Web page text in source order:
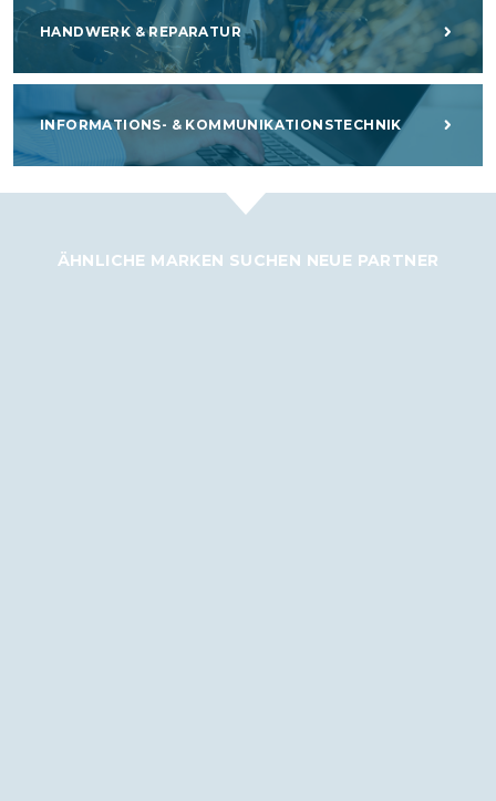
HANDWERK & REPARATUR
INFORMATIONS- & KOMMUNIKATIONSTECHNIK
ÄHNLICHE MARKEN SUCHEN NEUE PARTNER